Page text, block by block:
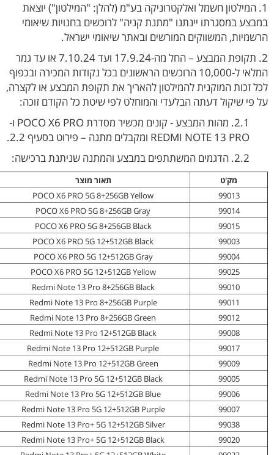
1. המילטון חשמל ואלקטרוניקה בע"מ (להלן: "המילטון") יוצאת
במבצע במסגרתו יינתנו "מתנת קניה" לרוכשים בחנויות שיאומי
הרשמיות, המשווקים המורשים ובאתר שיאומי ישראל.
2. תקופת המבצע – החל מה-17.9.24 ועד 7.10.24 או עד גמר
המלאי ל-10,000 הרוכשים הראשונים בכל נקודות המכירה ובכפוף
לכל זכות המוקנית להמילטון להאריך את תקופת המבצע או לקצרה,
על פי שיקול דעתה הבלעדי והמוחלט לפי שיטת כל הקודם זוכה:
2.1. מהות המבצע - קונים מכשיר מסדרת POCO X6 PRO ו-
REDMI NOTE 13 PRO ומקבלים מתנה – פירוט בסעיף 2.2.
2.2. הדגמים המשתתפים במבצע והמתנה שניתנת ברכישה:
מק'ט
תאור מוצר
99013
POCO X6 PRO 5G 8+256GB Yellow
99014
POCO X6 PRO 5G 8+256GB Gray
99015
POCO X6 PRO 5G 8+256GB Black
99003
POCO X6 PRO 5G 12+512GB Black
99004
POCO X6 PRO 5G 12+512GB Gray
99025
POCO X6 PRO 5G 12+512GB Yellow
99010
Redmi Note 13 Pro 8+256GB Black
99011
Redmi Note 13 Pro 8+256GB Purple
99012
Redmi Note 13 Pro 8+256GB Green
99008
Redmi Note 13 Pro 12+512GB Black
99017
Redmi Note 13 Pro 12+512GB Purple
99009
Redmi Note 13 Pro 12+512GB Green
99005
Redmi Note 13 Pro 5G 12+512GB Black
99006
Redmi Note 13 Pro 5G 12+512GB Blue
99007
Redmi Note 13 Pro 5G 12+512GB Purple
99038
Redmi Note 13 Pro+ 5G 12+512GB Silver
99020
Redmi Note 13 Pro+ 5G 12+512GB Black